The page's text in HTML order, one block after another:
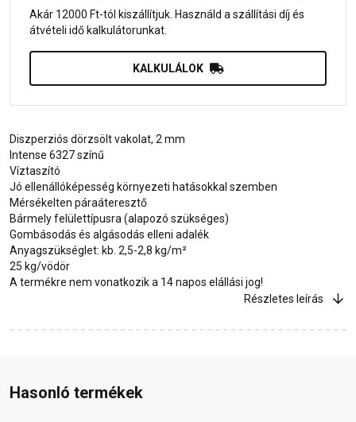
Akár 12000 Ft-tól kiszállítjuk. Használd a szállítási díj és
átvételi idő kalkulátorunkat.
KALKULÁLOK
Diszperziós dörzsölt vakolat, 2 mm
Intense 6327 színű
Víztaszító
Jó ellenállóképesség környezeti hatásokkal szemben
Mérsékelten páraáteresztő
Bármely felülettípusra (alapozó szükséges)
Gombásodás és algásodás elleni adalék
Anyagszükséglet: kb. 2,5-2,8 kg/m²
25 kg/vödör
A termékre nem vonatkozik a 14 napos elállási jog!
Részletes leírás
Hasonló termékek